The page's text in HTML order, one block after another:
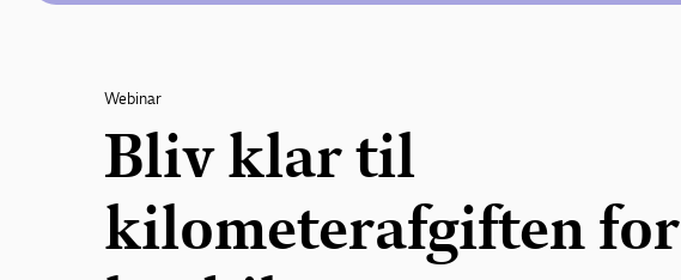
Webinar
Bliv klar til
kilometerafgiften for